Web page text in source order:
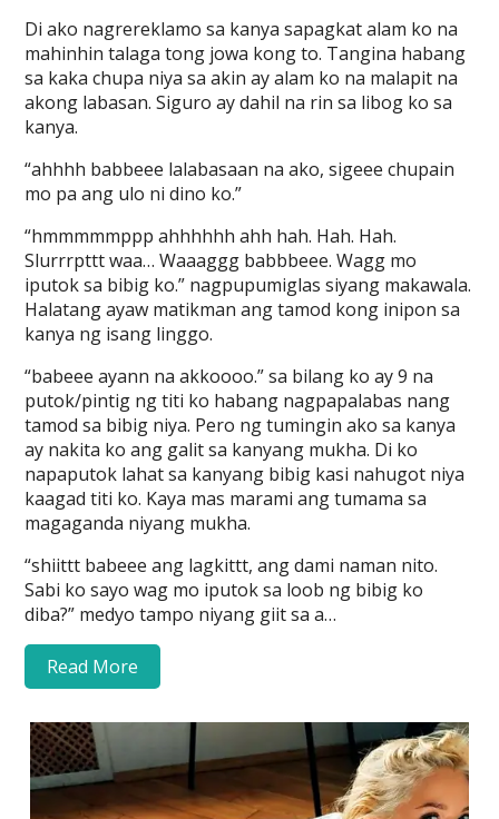
Di ako nagrereklamo sa kanya sapagkat alam ko na
mahinhin talaga tong jowa kong to. Tangina habang
sa kaka chupa niya sa akin ay alam ko na malapit na
akong labasan. Siguro ay dahil na rin sa libog ko sa
kanya.
“ahhhh babbeee lalabasaan na ako, sigeee chupain
mo pa ang ulo ni dino ko.”
“hmmmmmppp ahhhhhh ahh hah. Hah. Hah.
Slurrrpttt waa… Waaaggg babbbeee. Wagg mo
iputok sa bibig ko.” nagpupumiglas siyang makawala.
Halatang ayaw matikman ang tamod kong inipon sa
kanya ng isang linggo.
“babeee ayann na akkoooo.” sa bilang ko ay 9 na
putok/pintig ng titi ko habang nagpapalabas nang
tamod sa bibig niya. Pero ng tumingin ako sa kanya
ay nakita ko ang galit sa kanyang mukha. Di ko
napaputok lahat sa kanyang bibig kasi nahugot niya
kaagad titi ko. Kaya mas marami ang tumama sa
magaganda niyang mukha.
“shiittt babeee ang lagkittt, ang dami naman nito.
Sabi ko sayo wag mo iputok sa loob ng bibig ko
diba?” medyo tampo niyang giit sa a…
Read More